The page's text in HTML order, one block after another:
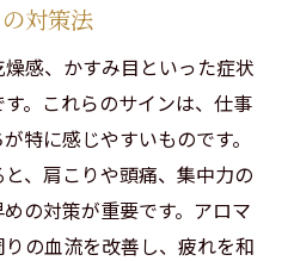
対策法
感、かすみ目といった症状
。これらのサインは、仕事
特に感じやすいものです。
、肩こりや頭痛、集中力の
の対策が重要です。アロマ
の血流を改善し、疲れを和